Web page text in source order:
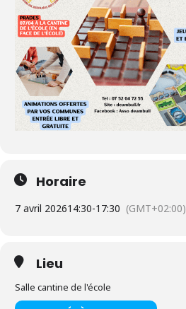
Horaire
7 avril 202614:30-17:30 (GMT+02:00)
Lieu
Salle cantine de l'école